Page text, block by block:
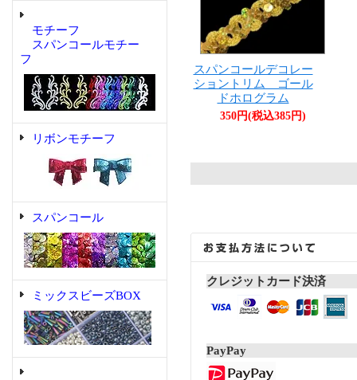
モチーフ
スパンコールモチー
フ
リボンモチーフ
スパンコール
ミックスビーズBOX
スパンコールデコレー
ショントリム ゴール
ドホログラム
350円(税込385円)
クレジットカード決済
PayPay